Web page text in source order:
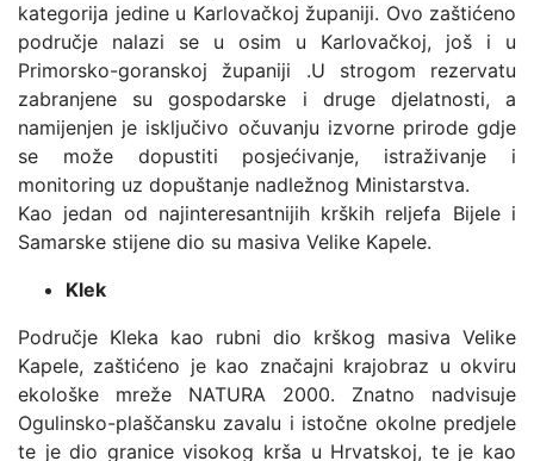
kategorija jedine u Karlovačkoj županiji. Ovo zaštićeno
područje nalazi se u osim u Karlovačkoj, još i u
Primorsko-goranskoj županiji .U strogom rezervatu
zabranjene su gospodarske i druge djelatnosti, a
namijenjen je isključivo očuvanju izvorne prirode gdje
se može dopustiti posjećivanje, istraživanje i
monitoring uz dopuštanje nadležnog Ministarstva.
Kao jedan od najinteresantnijih krških reljefa Bijele i
Samarske stijene dio su masiva Velike Kapele.
Klek
Područje Kleka kao rubni dio krškog masiva Velike
Kapele, zaštićeno je kao značajni krajobraz u okviru
ekološke mreže NATURA 2000. Znatno nadvisuje
Ogulinsko-plaščansku zavalu i istočne okolne predjele
te je dio granice visokog krša u Hrvatskoj, te je kao